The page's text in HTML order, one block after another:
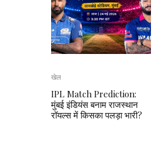
खेल
IPL Match Prediction:
मुंबई इंडियंस बनाम राजस्थान
रॉयल्स में किसका पलड़ा भारी?